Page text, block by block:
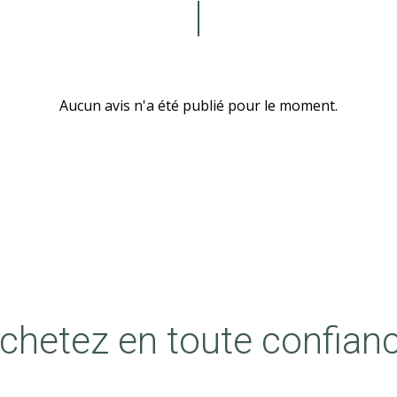
Aucun avis n'a été publié pour le moment.
en toute